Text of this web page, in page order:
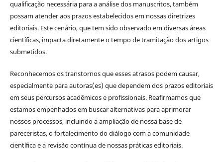
qualificação necessária para a análise dos manuscritos, também
possam atender aos prazos estabelecidos em nossas diretrizes
editoriais. Este cenário, que tem sido observado em diversas áreas
científicas, impacta diretamente o tempo de tramitação dos artigos
submetidos.
Reconhecemos os transtornos que esses atrasos podem causar,
especialmente para autoras(es) que dependem dos prazos editoriais
em seus percursos acadêmicos e profissionais. Reafirmamos que
estamos empenhados em buscar alternativas para aprimorar
nossos processos, incluindo a ampliação de nossa base de
pareceristas, o fortalecimento do diálogo com a comunidade
científica e a revisão contínua de nossas práticas editoriais.